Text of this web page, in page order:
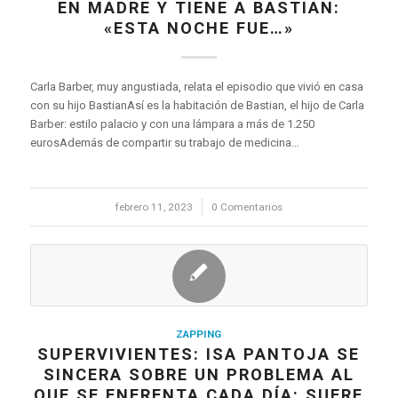
EN MADRE Y TIENE A BASTIAN:
«ESTA NOCHE FUE…»
Carla Barber, muy angustiada, relata el episodio que vivió en casa
con su hijo BastianAsí es la habitación de Bastian, el hijo de Carla
Barber: estilo palacio y con una lámpara a más de 1.250
eurosAdemás de compartir su trabajo de medicina…
febrero 11, 2023
/ 0 Comentarios
ZAPPING
SUPERVIVIENTES: ISA PANTOJA SE
SINCERA SOBRE UN PROBLEMA AL